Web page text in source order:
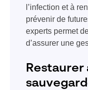
l’infection et à
prévenir de
experts permet
d’assurer une
Restaurer